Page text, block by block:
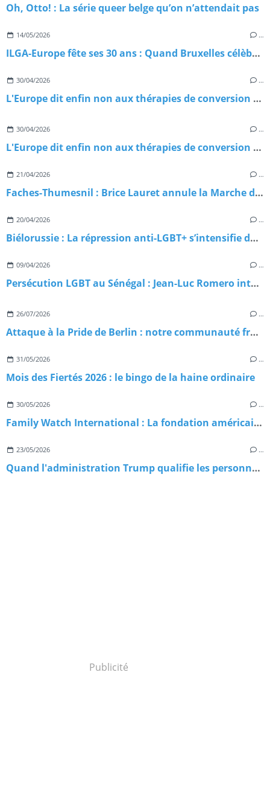
Oh, Otto! : La série queer belge qu’on n’attendait pas
14/05/2026 …
ILGA-Europe fête ses 30 ans : Quand Bruxelles célèbre trois décennies de combat pour nos droits
30/04/2026 …
L'Europe dit enfin non aux thérapies de conversion — et le RN dit… rien
30/04/2026 …
L'Europe dit enfin non aux thérapies de conversion — et le RN dit… rien
21/04/2026 …
Faches-Thumesnil : Brice Lauret annule la Marche des Fiertés, la résistance s’organise
20/04/2026 …
Biélorussie : La répression anti-LGBT+ s’intensifie dans l’ombre du Kremlin
09/04/2026 …
Persécution LGBT au Sénégal : Jean-Luc Romero interpelle Macron et lance une pétition d’urgence
26/07/2026 …
Attaque à la Pride de Berlin : notre communauté frappée en plein cœur du Christopher Street Day 2026
31/05/2026 …
Mois des Fiertés 2026 : le bingo de la haine ordinaire
30/05/2026 …
Family Watch International : La fondation américaine qui exporte l'homophobie dans le monde
23/05/2026 …
Quand l'administration Trump qualifie les personnes trans de menaces terroristes : Chronique d'une escalade sans précédent
Publicité